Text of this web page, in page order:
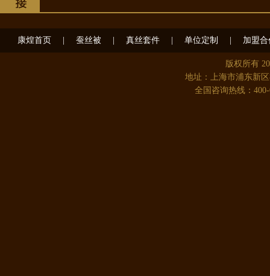
康煌首页 蚕丝被 真丝套件 单位定制 加盟合
版权所有
地址：上海市浦东新
全国咨询热线：